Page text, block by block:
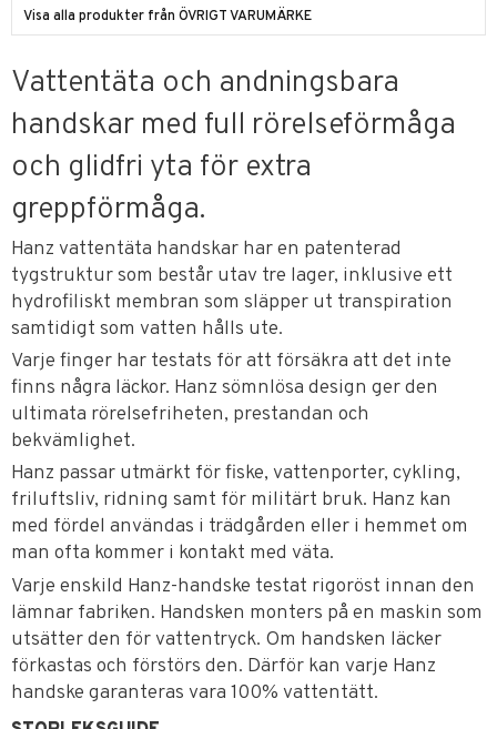
Visa alla produkter från ÖVRIGT VARUMÄRKE
Vattentäta och andningsbara
handskar med full rörelseförmåga
och glidfri yta för extra
greppförmåga.
Hanz vattentäta handskar har en patenterad
tygstruktur som består utav tre lager, inklusive ett
hydrofiliskt membran som släpper ut transpiration
samtidigt som vatten hålls ute.
Varje finger har testats för att försäkra att det inte
finns några läckor. Hanz sömnlösa design ger den
ultimata rörelsefriheten, prestandan och
bekvämlighet.
Hanz passar utmärkt för fiske, vattenporter, cykling,
friluftsliv, ridning samt för militärt bruk. Hanz kan
med fördel användas i trädgården eller i hemmet om
man ofta kommer i kontakt med väta.
Varje enskild Hanz-handske testat rigoröst innan den
lämnar fabriken. Handsken monters på en maskin som
utsätter den för vattentryck. Om handsken läcker
förkastas och förstörs den. Därför kan varje Hanz
handske garanteras vara 100% vattentätt.